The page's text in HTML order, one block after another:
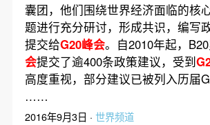
囊团，他们围绕世界经济面临的核
题进行充分研讨，形成共识，编写
提交给G20峰会。自2010年起，
会提交了逾400条政策建议，受到
高度重视，部分建议已被列入历届
……
2016年9月3日 · 世界频道